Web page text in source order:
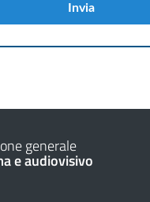
Invia
generale
e audiovisivo